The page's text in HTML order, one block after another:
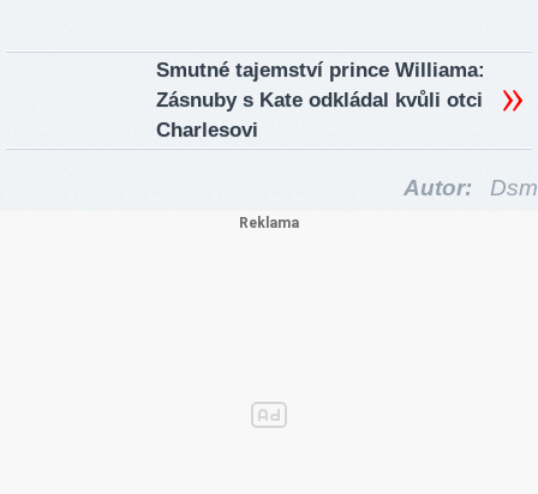
Smutné tajemství prince Williama:
Zásnuby s Kate odkládal kvůli otci
Charlesovi
Autor: Dsm